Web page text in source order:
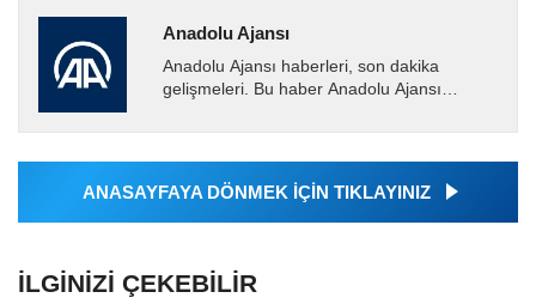
Anadolu Ajansı
Anadolu Ajansı haberleri, son dakika
gelişmeleri. Bu haber Anadolu Ajansı
tarafından geçilen tüm...
ANASAYFAYA DÖNMEK İÇİN TIKLAYINIZ
İLGINIZI ÇEKEBILIR